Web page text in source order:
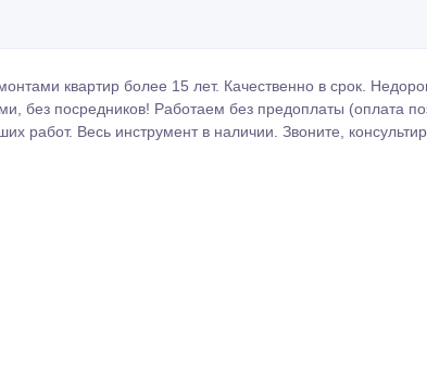
квартир более 15 лет. Качественно в срок.
без посредников! Работаем без предоплаты (оплата
работ. Весь инструмент в наличии. Звоните,